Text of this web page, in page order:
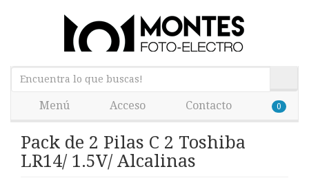
Menú Acceso Contacto 0
Pack de 2 Pilas C 2 Toshiba
LR14/ 1.5V/ Alcalinas